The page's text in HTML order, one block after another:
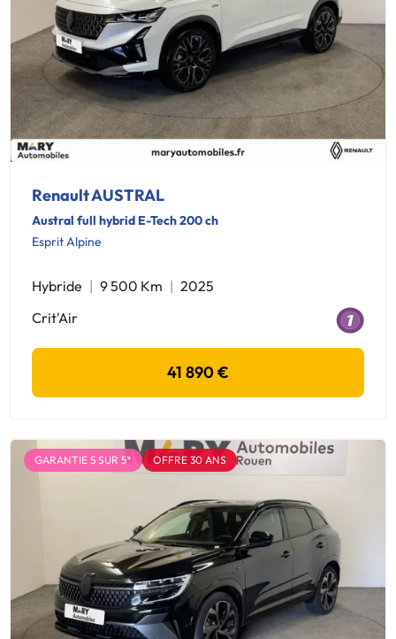
Renault AUSTRAL
Austral full hybrid E-Tech 200 ch
Esprit Alpine
Hybride 9 500 Km
2025
Crit'Air
41 890 €
GARANTIE 5 SUR 5* OFFRE 30 ANS